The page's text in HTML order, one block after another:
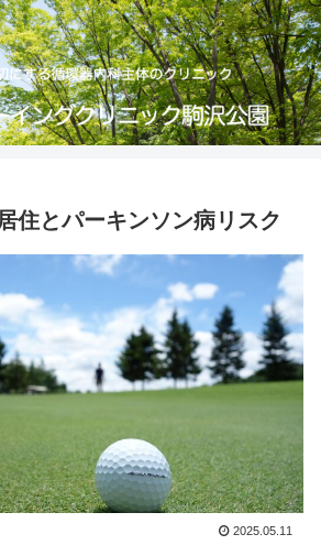
住とパーキンソン病リスク
2025.05.11